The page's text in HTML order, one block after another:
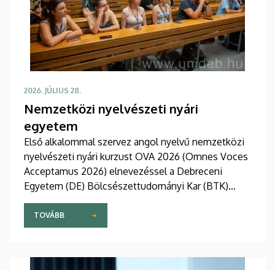
2026. JÚLIUS 28.
Nemzetközi nyelvészeti nyári
egyetem
Első alkalommal szervez angol nyelvű nemzetközi
nyelvészeti nyári kurzust OVA 2026 (Omnes Voces
Acceptamus 2026) elnevezéssel a Debreceni
Egyetem (DE) Bölcsészettudományi Kar (BTK)
Angol-Amerikai Intézet Angol Nyelvészeti
Tanszéke. A 2026. július 27 - augusztus 7. közötti
eseményre csaknem tíz ország mintegy száz
nemzetközi oktatógárda közreműködésével
TOVÁBB